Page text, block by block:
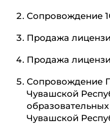
Сопровождение
Продажа
Продажа
Сопровождение
Чувашской
Чувашской